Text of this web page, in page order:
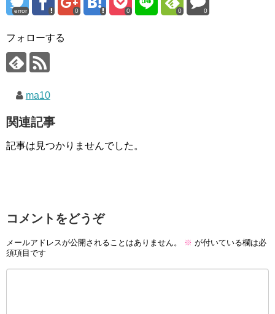
error 0 0 0 0
フォローする
ma10
関連記事
記事は見つかりませんでした。
コメントをどうぞ
メールアドレスが公開されることはありません。 ※ が付いている欄は必
須項目です